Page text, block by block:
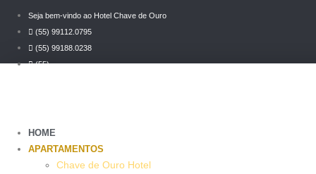
conteúdo
Seja bem-vindo ao Hotel Chave de Ouro
(55) 99112.0795
(55) 99188.0238
(55)
HOME
APARTAMENTOS
Chave de Ouro Hotel